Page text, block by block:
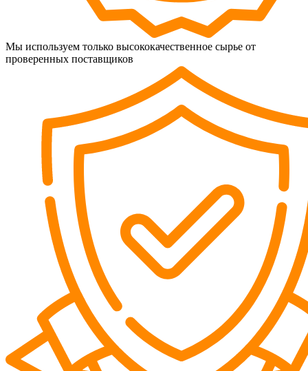
Мы используем только высококачественное сырье от
проверенных поставщиков